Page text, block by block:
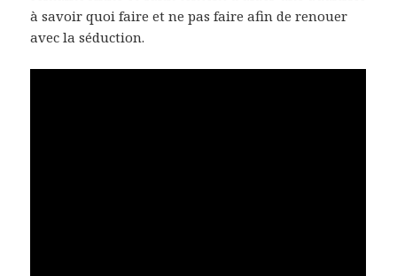
à savoir quoi faire et ne pas faire afin de renouer
avec la séduction.